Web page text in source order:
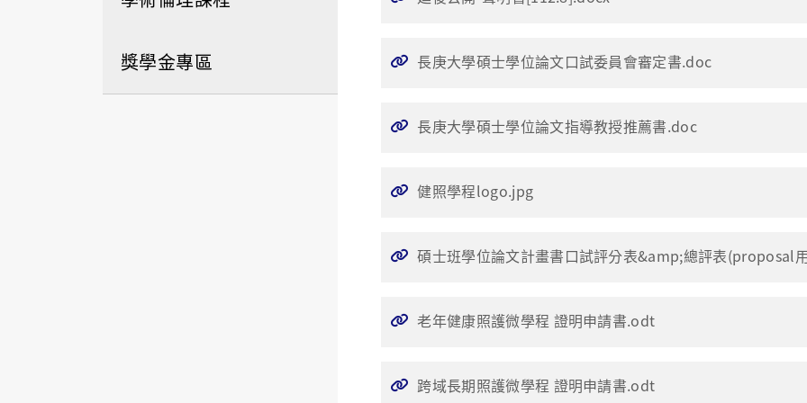
獎學金專區 長庚大學碩士學位論文口試委員會審定書.doc
長庚大學碩士學位論文指導教授推薦書.doc
健照學程logo.jpg
碩士班學位論文計畫書口試評分表&amp;總評表(proposal
老年健康照護微學程 證明申請書.odt
跨域長期照護微學程 證明申請書.odt